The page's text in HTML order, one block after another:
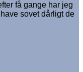
få gange har jeg
sovet dårligt de